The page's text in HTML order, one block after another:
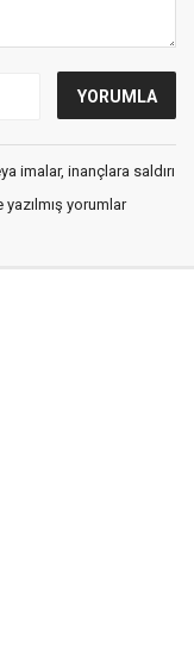
imalar, inançlara saldırı
yorumlar